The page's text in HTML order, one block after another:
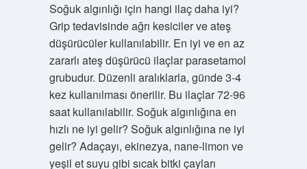
Soğuk algınlığı için hangi ilaç daha iyi?
Grip tedavisinde ağrı kesiciler ve ateş
düşürücüler kullanılabilir. En iyi ve en az
zararlı ateş düşürücü ilaçlar parasetamol
grubudur. Düzenli aralıklarla, günde 3-4
kez kullanılması önerilir. Bu ilaçlar 72-96
saat kullanılabilir. Soğuk algınlığına en
hızlı ne iyi gelir? Soğuk algınlığına ne iyi
gelir? Adaçayı, ekinezya, nane-limon ve
yeşil et suyu gibi sıcak bitki çayları